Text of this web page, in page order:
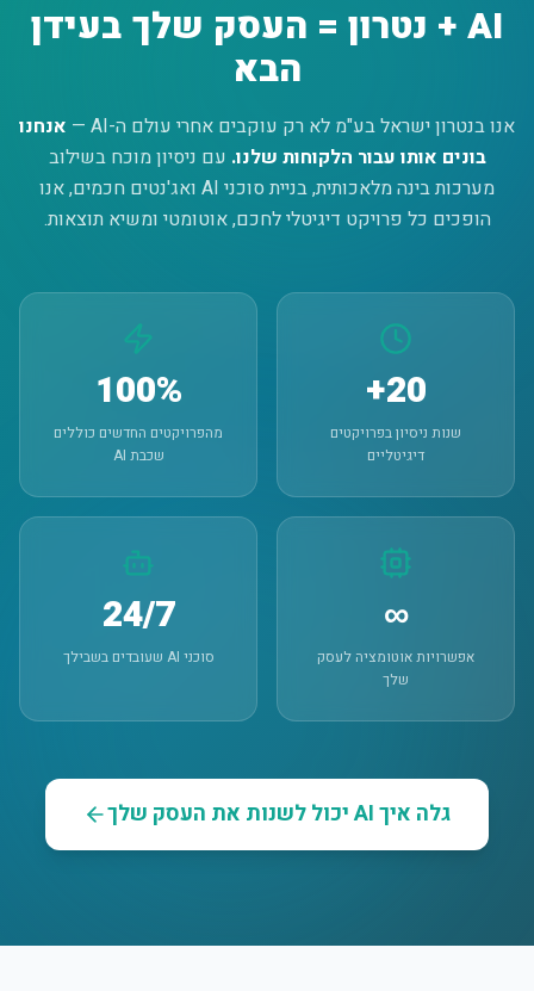
AI + נטרון = העסק שלך בעידן
הבא
אנו בנטרון ישראל בע"מ לא רק עוקבים אחרי עולם ה-AI —
אנחנו
בונים אותו עבור הלקוחות שלנו. עם ניסיון מוכח בשילוב
מערכות בינה מלאכותית, בניית סוכני AI ואג'נטים חכמים, אנו
הופכים כל פרויקט דיגיטלי לחכם, אוטומטי ומשיא תוצאות.
20+
שנות ניסיון בפרויקטים
דיגיטליים
100%
מהפרויקטים החדשים כוללים
שכבת AI
∞
אפשרויות אוטומציה לעסק
שלך
24/7
סוכני AI שעובדים בשבילך
גלה איך AI יכול לשנות את העסק שלך